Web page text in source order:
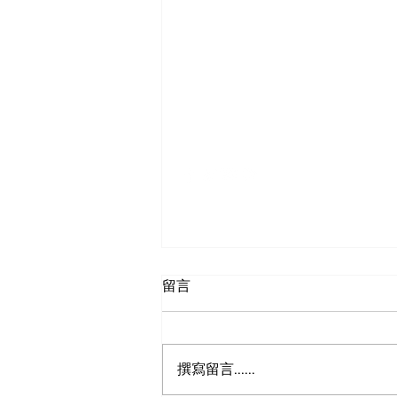
招聘不同職業工作
留言
撰寫留言......